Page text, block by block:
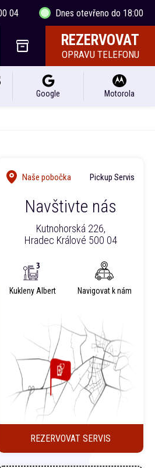
04 Dnes otevřeno do 18:00
REZERVOVAT
OPRAVU TELEFONU
Google Motorola
Naše pobočka Pickup Servis
Navštivte nás
Kutnohorská 226,
Hradec Králové 500 04
Kukleny Albert Navigovat k nám
REZERVOVAT SERVIS